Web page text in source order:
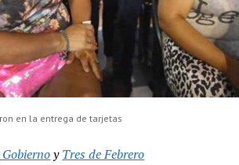
en la entrega de tarjetas
yTres de Febrero